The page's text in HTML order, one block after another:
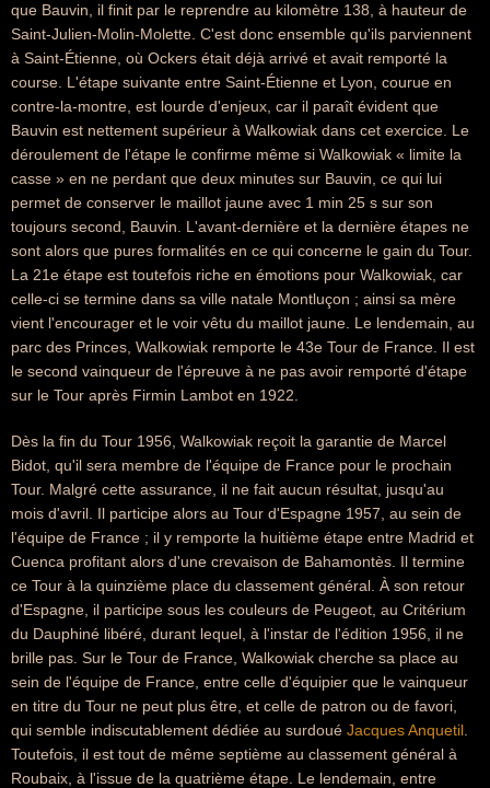
que Bauvin, il finit par le reprendre au kilomètre 138, à hauteur de
Saint-Julien-Molin-Molette. C'est donc ensemble qu'ils parviennent
à Saint-Étienne, où Ockers était déjà arrivé et avait remporté la
course. L'étape suivante entre Saint-Étienne et Lyon, courue en
contre-la-montre, est lourde d'enjeux, car il paraît évident que
Bauvin est nettement supérieur à Walkowiak dans cet exercice. Le
déroulement de l'étape le confirme même si Walkowiak « limite la
casse » en ne perdant que deux minutes sur Bauvin, ce qui lui
permet de conserver le maillot jaune avec 1 min 25 s sur son
toujours second, Bauvin. L'avant-dernière et la dernière étapes ne
sont alors que pures formalités en ce qui concerne le gain du Tour.
La 21e étape est toutefois riche en émotions pour Walkowiak, car
celle-ci se termine dans sa ville natale Montluçon ; ainsi sa mère
vient l'encourager et le voir vêtu du maillot jaune. Le lendemain, au
parc des Princes, Walkowiak remporte le 43e Tour de France. Il est
le second vainqueur de l'épreuve à ne pas avoir remporté d'étape
sur le Tour après Firmin Lambot en 1922.
Dès la fin du Tour 1956, Walkowiak reçoit la garantie de Marcel
Bidot, qu'il sera membre de l'équipe de France pour le prochain
Tour. Malgré cette assurance, il ne fait aucun résultat, jusqu'au
mois d'avril. Il participe alors au Tour d'Espagne 1957, au sein de
l'équipe de France ; il y remporte la huitième étape entre Madrid et
Cuenca profitant alors d'une crevaison de Bahamontès. Il termine
ce Tour à la quinzième place du classement général. À son retour
d'Espagne, il participe sous les couleurs de Peugeot, au Critérium
du Dauphiné libéré, durant lequel, à l'instar de l'édition 1956, il ne
brille pas. Sur le Tour de France, Walkowiak cherche sa place au
sein de l'équipe de France, entre celle d'équipier que le vainqueur
en titre du Tour ne peut plus être, et celle de patron ou de favori,
qui semble indiscutablement dédiée au surdoué Jacques Anquetil
Toutefois, il est tout de même septième au classement général à
Roubaix, à l'issue de la quatrième étape. Le lendemain, entre